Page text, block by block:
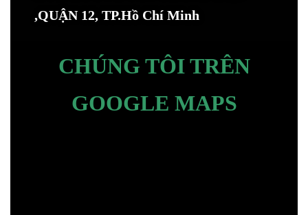
,QUẬN 12, TP.Hồ Chí Minh
CHÚNG TÔI TRÊN
GOOGLE MAPS